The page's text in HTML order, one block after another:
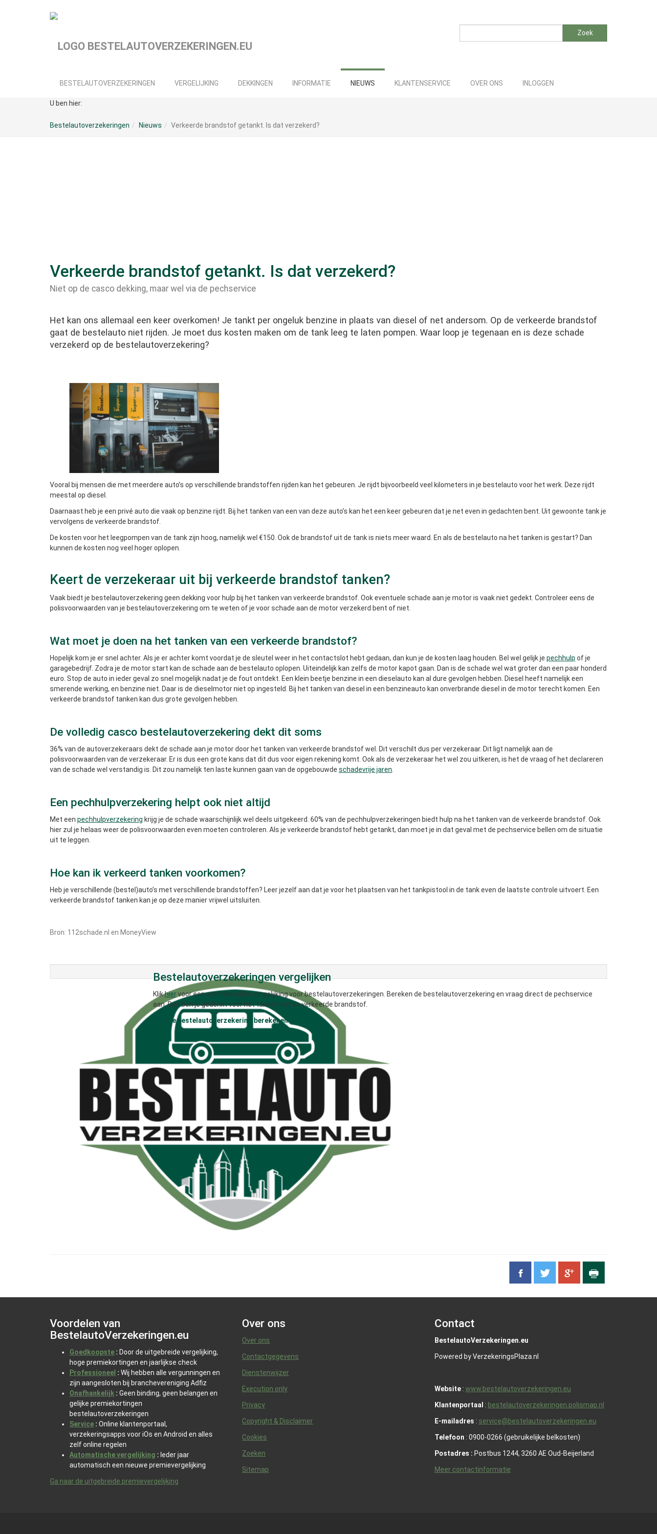
Zoek
BESTELAUTOVERZEKERINGEN VERGELIJKING DEKKINGEN INFORMATIE NIEUWS KLANTENSERVICE OVER ONS INLOGGEN
U ben hier:
Bestelautoverzekeringen Nieuws Verkeerde brandstof getankt. Is dat verzekerd?
Verkeerde brandstof getankt. Is dat verzekerd?
Niet op de casco dekking, maar wel via de pechservice
Het kan ons allemaal een keer overkomen! Je tankt per ongeluk benzine in plaats van diesel of net andersom. Op de verkeerde brandstof
gaat de bestelauto niet rijden. Je moet dus kosten maken om de tank leeg te laten pompen. Waar loop je tegenaan en is deze schade
verzekerd op de bestelautoverzekering?
Vooral bij mensen die met meerdere auto’s op verschillende brandstoffen rijden kan het gebeuren. Je rijdt bijvoorbeeld veel kilometers in je bestelauto voor het werk. Deze rijdt
meestal op diesel.
Daarnaast heb je een privé auto die vaak op benzine rijdt. Bij het tanken van een van deze auto’s kan het een keer gebeuren dat je net even in gedachten bent. Uit gewoonte tank je
vervolgens de verkeerde brandstof.
De kosten voor het leegpompen van de tank zijn hoog, namelijk wel €150. Ook de brandstof uit de tank is niets meer waard. En als de bestelauto na het tanken is gestart? Dan
kunnen de kosten nog veel hoger oplopen.
Keert de verzekeraar uit bij verkeerde brandstof tanken?
Vaak biedt je bestelautoverzekering geen dekking voor hulp bij het tanken van verkeerde brandstof. Ook eventuele schade aan je motor is vaak niet gedekt. Controleer eens de
polisvoorwaarden van je bestelautoverzekering om te weten of je voor schade aan de motor verzekerd bent of niet.
Wat moet je doen na het tanken van een verkeerde brandstof?
Hopelijk kom je er snel achter. Als je er achter komt voordat je de sleutel weer in het contactslot hebt gedaan, dan kun je de kosten laag houden. Bel wel gelijk je pechhulp of je
garagebedrijf. Zodra je de motor start kan de schade aan de bestelauto oplopen. Uiteindelijk kan zelfs de motor kapot gaan. Dan is de schade wel wat groter dan een paar honderd
euro. Stop de auto in ieder geval zo snel mogelijk nadat je de fout ontdekt. Een klein beetje benzine in een dieselauto kan al dure gevolgen hebben. Diesel heeft namelijk een
smerende werking, en benzine niet. Daar is de dieselmotor niet op ingesteld. Bij het tanken van diesel in een benzineauto kan onverbrande diesel in de motor terecht komen. Een
verkeerde brandstof tanken kan dus grote gevolgen hebben.
De volledig casco bestelautoverzekering dekt dit soms
36% van de autoverzekeraars dekt de schade aan je motor door het tanken van verkeerde brandstof wel. Dit verschilt dus per verzekeraar. Dit ligt namelijk aan de
polisvoorwaarden van de verzekeraar. Er is dus een grote kans dat dit dus voor eigen rekening komt. Ook als de verzekeraar het wel zou uitkeren, is het de vraag of het declareren
van de schade wel verstandig is. Dit zou namelijk ten laste kunnen gaan van de opgebouwde schadevrije jaren
Een pechhulpverzekering helpt ook niet altijd
Met een pechhulpverzekering krijg je de schade waarschijnlijk wel deels uitgekeerd. 60% van de pechhulpverzekeringen biedt hulp na het tanken van de verkeerde brandstof. Ook
hier zul je helaas weer de polisvoorwaarden even moeten controleren. Als je verkeerde brandstof hebt getankt, dan moet je in dat geval met de pechservice bellen om de situatie
uit te leggen.
Hoe kan ik verkeerd tanken voorkomen?
Heb je verschillende (bestel)auto’s met verschillende brandstoffen? Leer jezelf aan dat je voor het plaatsen van het tankpistool in de tank even de laatste controle uitvoert. Een
verkeerde brandstof tanken kan je op deze manier vrijwel uitsluiten.
Bron: 112schade.nl en MoneyView
Bestelautoverzekeringen vergelijken
Klikhiervoor een onafhankelijke vergelijking voor bestelautoverzekeringen. Bereken de bestelautoverzekering en vraag direct de pechservice
aan. Dan ben je gedenkt voor het tanken van de verkeerde brandstof.
Premie bestelautoverzekering berekenen >>
Voordelen van
BestelautoVerzekeringen.eu
Goedkoopste : Door de uitgebreide vergelijking,
hoge premiekortingen en jaarlijkse check
Professioneel : Wij hebben alle vergunningen en
zijn aangesloten bij branchevereniging Adfiz
Onafhankelijk : Geen binding, geen belangen en
gelijke premiekortingen
bestelautoverzekeringen
Service : Online klantenportaal,
verzekeringsapps voor iOs en Android en alles
zelf online regelen
Automatische vergelijking : Ieder jaar
automatisch een nieuwe premievergelijking
Ga naar de uitgebreide premievergelijking
Over ons
Over ons
Contactgegevens
Dienstenwijzer
Execution only
Privacy
Copyright & Disclaimer
Cookies
Zoeken
Sitemap
Contact
BestelautoVerzekeringen.eu
Powered by VerzekeringsPlaza.nl
Website: www.bestelautoverzekeringen.eu
Klantenportaal : bestelautoverzekeringen.polismap.nl
E-mailadres : service@bestelautoverzekeringen.eu
Telefoon : 0900-0266 (gebruikelijke belkosten)
Postadres : Postbus 1244, 3260 AE Oud-Beijerland
Meer contactinformatie